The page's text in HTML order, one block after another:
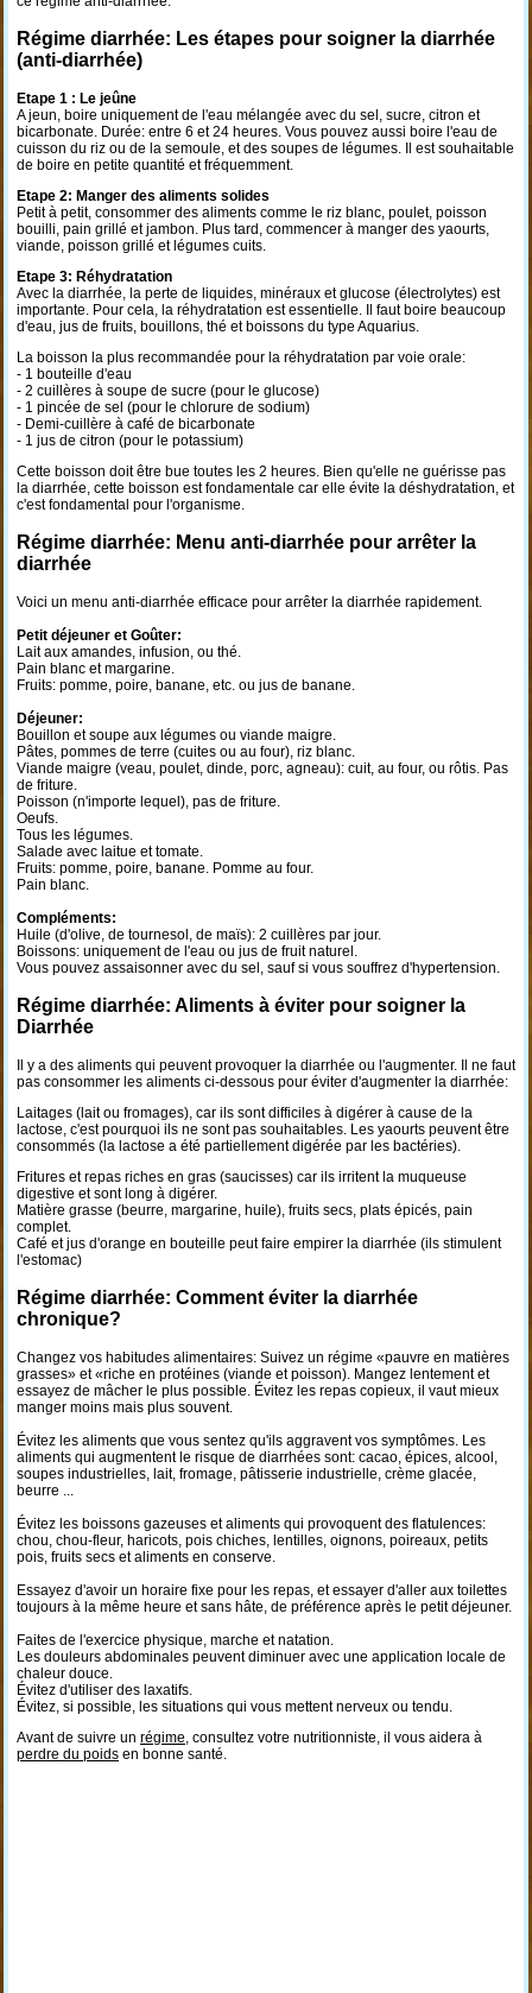
Régime diarrhée: Les étapes pour soigner la diarrhée
(anti-diarrhée)
Etape 1 : Le jeûne
A jeun, boire uniquement de l'eau mélangée avec du sel, sucre, citron et
bicarbonate. Durée: entre 6 et 24 heures. Vous pouvez aussi boire l'eau de
cuisson du riz ou de la semoule, et des soupes de légumes. Il est souhaitable
de boire en petite quantité et fréquemment.
Etape 2: Manger des aliments solides
Petit à petit, consommer des aliments comme le riz blanc, poulet, poisson
bouilli, pain grillé et jambon. Plus tard, commencer à manger des yaourts,
viande, poisson grillé et légumes cuits.
Etape 3: Réhydratation
Avec la diarrhée, la perte de liquides, minéraux et glucose (électrolytes) est
importante. Pour cela, la réhydratation est essentielle. Il faut boire beaucoup
d'eau, jus de fruits, bouillons, thé et boissons du type Aquarius.
La boisson la plus recommandée pour la réhydratation par voie orale:
- 1 bouteille d'eau
- 2 cuillères à soupe de sucre (pour le glucose)
- 1 pincée de sel (pour le chlorure de sodium)
- Demi-cuillère à café de bicarbonate
- 1 jus de citron (pour le potassium)
Cette boisson doit être bue toutes les 2 heures. Bien qu'elle ne guérisse pas
la diarrhée, cette boisson est fondamentale car elle évite la déshydratation, et
c'est fondamental pour l'organisme.
Régime diarrhée: Menu anti-diarrhée pour arrêter la
diarrhée
Voici un menu anti-diarrhée efficace pour arrêter la diarrhée rapidement.
Petit déjeuner et Goûter:
Lait aux amandes, infusion, ou thé.
Pain blanc et margarine.
Fruits: pomme, poire, banane, etc. ou jus de banane.
Déjeuner:
Bouillon et soupe aux légumes ou viande maigre.
Pâtes, pommes de terre (cuites ou au four), riz blanc.
Viande maigre (veau, poulet, dinde, porc, agneau): cuit, au four, ou rôtis. Pas
de friture.
Poisson (n'importe lequel), pas de friture.
Oeufs.
Tous les légumes.
Salade avec laitue et tomate.
Fruits: pomme, poire, banane. Pomme au four.
Pain blanc.
Compléments:
Huile (d'olive, de tournesol, de maïs): 2 cuillères par jour.
Boissons: uniquement de l'eau ou jus de fruit naturel.
Vous pouvez assaisonner avec du sel, sauf si vous souffrez d'hypertension.
Régime diarrhée: Aliments à éviter pour soigner la
Diarrhée
Il y a des aliments qui peuvent provoquer la diarrhée ou l'augmenter. Il ne faut
pas consommer les aliments ci-dessous pour éviter d'augmenter la diarrhée:
Laitages (lait ou fromages), car ils sont difficiles à digérer à cause de la
lactose, c'est pourquoi ils ne sont pas souhaitables. Les yaourts peuvent être
consommés (la lactose a été partiellement digérée par les bactéries).
Fritures et repas riches en gras (saucisses) car ils irritent la muqueuse
digestive et sont long à digérer.
Matière grasse (beurre, margarine, huile), fruits secs, plats épicés, pain
complet.
Café et jus d'orange en bouteille peut faire empirer la diarrhée (ils stimulent
l'estomac)
Régime diarrhée: Comment éviter la diarrhée
chronique?
Changez vos habitudes alimentaires: Suivez un régime «pauvre en matières
grasses» et «riche en protéines (viande et poisson). Mangez lentement et
essayez de mâcher le plus possible. Évitez les repas copieux, il vaut mieux
manger moins mais plus souvent.
Évitez les aliments que vous sentez qu'ils aggravent vos symptômes. Les
aliments qui augmentent le risque de diarrhées sont: cacao, épices, alcool,
soupes industrielles, lait, fromage, pâtisserie industrielle, crème glacée,
beurre ...
Évitez les boissons gazeuses et aliments qui provoquent des flatulences:
chou, chou-fleur, haricots, pois chiches, lentilles, oignons, poireaux, petits
pois, fruits secs et aliments en conserve.
Essayez d'avoir un horaire fixe pour les repas, et essayer d'aller aux toilettes
toujours à la même heure et sans hâte, de préférence après le petit déjeuner.
Faites de l'exercice physique, marche et natation.
Les douleurs abdominales peuvent diminuer avec une application locale de
chaleur douce.
Évitez d'utiliser des laxatifs.
Évitez, si possible, les situations qui vous mettent nerveux ou tendu.
Avant de suivre un régime, consultez votre nutritionniste, il vous aidera à
perdre du poidsen bonne santé.